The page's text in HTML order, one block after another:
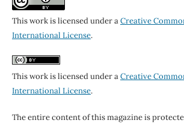
This work is licensed under aCreative
International License.
This work is licensed under aCreative
International License.
The entire content of this magazine is